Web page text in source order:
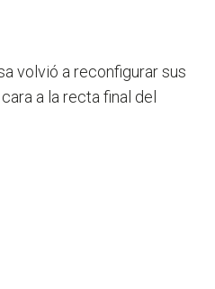
volvió a reconfigurar sus
a la recta final del